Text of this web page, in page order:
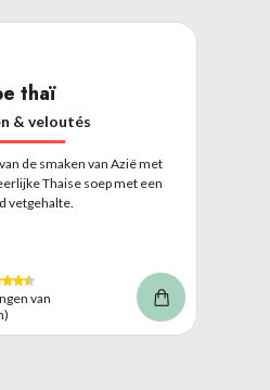
thaï
& veloutés
de smaken van Azië met
Thaise soep met een
vetgehalte.
van